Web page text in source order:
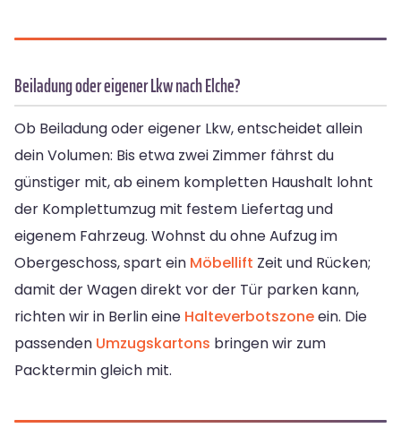
Beiladung oder eigener Lkw nach Elche?
Ob Beiladung oder eigener Lkw, entscheidet allein
dein Volumen: Bis etwa zwei Zimmer fährst du
günstiger mit, ab einem kompletten Haushalt lohnt
der Komplettumzug mit festem Liefertag und
eigenem Fahrzeug. Wohnst du ohne Aufzug im
Obergeschoss, spart ein Möbellift Zeit und Rücken;
damit der Wagen direkt vor der Tür parken kann,
richten wir in Berlin eine Halteverbotszoneein. Die
passenden Umzugskartons bringen wir zum
Packtermin gleich mit.